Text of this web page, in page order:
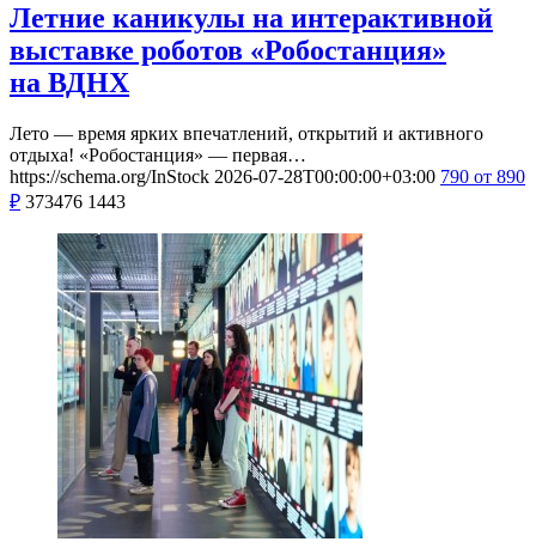
Летние каникулы на интерактивной
выставке роботов «Робостанция»
на ВДНХ
Лето — время ярких впечатлений, открытий и активного
отдыха! «Робостанция» — первая…
https://schema.org/InStock 2026-07-28T00:00:00+03:00 790 от 890
₽ 373476 1443